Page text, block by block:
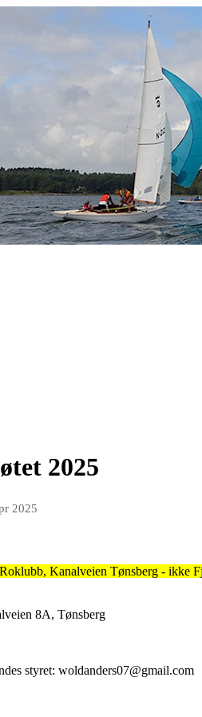
2025
2025
Kanalveien Tønsberg - ikke
8A, Tønsberg
styret: woldanders07@gmail.com